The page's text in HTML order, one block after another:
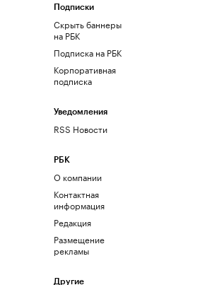
Подписки
Скрыть баннеры
на РБК
Подписка на РБК
Корпоративная
подписка
Уведомления
RSS Новости
РБК
О компании
Контактная
информация
Редакция
Размещение
рекламы
Другие